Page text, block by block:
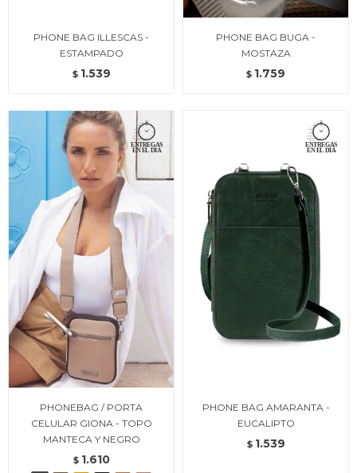
PHONE BAG ILLESCAS -
ESTAMPADO
$ 1.539
PHONE BAG BUGA -
MOSTAZA
$ 1.759
PHONEBAG / PORTA
CELULAR GIONA - TOPO
MANTECA Y NEGRO
$ 1.610
PHONE BAG AMARANTA -
EUCALIPTO
$ 1.539